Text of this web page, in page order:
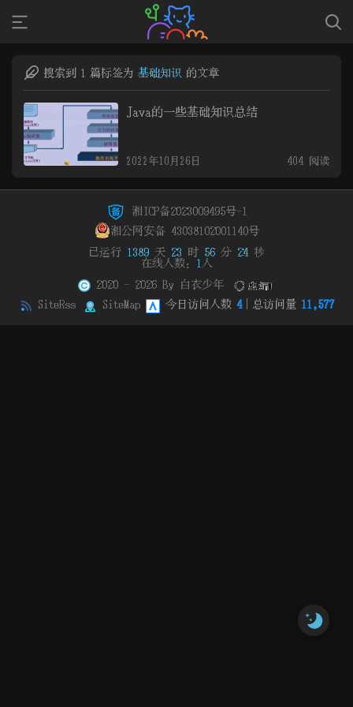
搜索到 1 篇标签为 基础知识 的文章
Java的一些基础知识总结
2022年10月26日 404 阅读
湘ICP备2023009495号-1
湘公网安备 43038102001140号
已运行 1389 天 23 时 56 分 24 秒
在线人数：
1 人
2020 - 2026 By
白衣少年
SiteRss
SiteMap 今日访问人数 4 总访问量 11,577